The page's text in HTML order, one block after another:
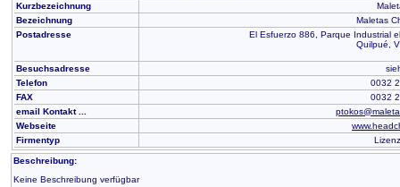
Kurzbezeichnung
Bezeichnung
Maletas
Postadresse
El Esfuerzo 886, Parque Industrial
Quilpué,
Besuchsadresse
Telefon
0032
FAX
0032
email Kontakt ...
Webseite
Firmentyp
Beschreibung:
Keine Beschreibung verfügbar